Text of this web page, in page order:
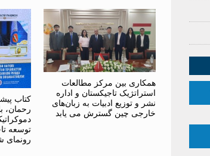
همکاری بین مرکز مطالعات
استراتژیک تاجیکستان و اداره
نشر و توزیع ادبیات به زبان‌های
خارجی چین گسترش می یابد
کتاب
رحمان،
توسعه
رونمای